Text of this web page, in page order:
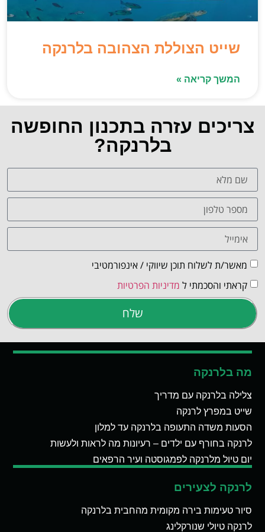
שייט הצוללת הצהובה בלרנקה
המשך קריאה »
צריכים עזרה בתכנון החופשה
בלרנקה?
מאשר/ת לשלוח תוכן שיווקי / אינפורמטיבי
קראתי והסכמתי ל מדיניות הפרטיות
שלח
מה בלרנקה
צלילה בלרנקה עם מדריך
שייט במפרץ לרנקה
הסעות משדה התעופה בלרנקה עד למלון
לרנקה בחורף עם ילדים – רעיונות מה לראות ולעשות
יום טיול מלרנקה לפמגוסטה ועיר הרפאים
לרנקה לצעירים
סיור טעימות בירה מקומית מהחבית בלרנקה
לרנקה טיולי שנורקלינג